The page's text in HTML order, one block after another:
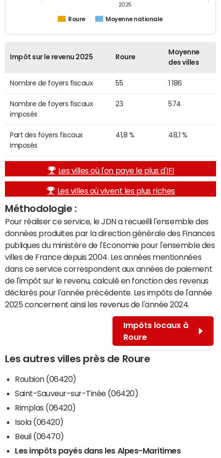
Roure Moyenne nationale
2025
Impôt sur le revenu 2025 Roure
Moyenne
des villes
Nombre de foyers fiscaux 55 1 186
Nombre de foyers fiscaux
imposés
23 574
Part des foyers fiscaux
imposés
41,8 % 48,1 %
Les villes où l'on paye le plus d'IFI
Les villes où vivent les plus riches
Méthodologie :
Pour réaliser ce service, le JDN a recueilli l'ensemble des
données produites par la direction générale des Finances
publiques du ministère de l'Economie pour l'ensemble des
villes de France depuis 2004. Les années mentionnées
dans ce service correspondent aux années de paiement
de l'impôt sur le revenu, calculé en fonction des revenus
déclarés pour l'année précédente. Les impôts de l'année
2025 concernent ainsi les revenus de l'année 2024.
Impôts locaux à
Roure
Les autres villes près de Roure
Roubion (06420)
Saint-Sauveur-sur-Tinée (06420)
Rimplas (06420)
Isola (06420)
Beuil (06470)
Les impôts payés dans les Alpes-Maritimes